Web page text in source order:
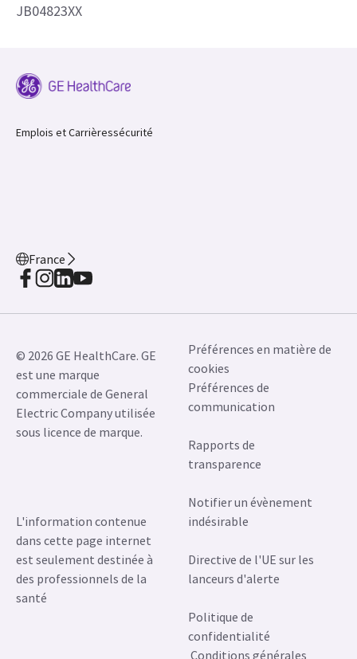
JB04823XX
Emplois et Carrièressécurité
France
© 2026 GE HealthCare. GE
est une marque
commerciale de General
Electric Company utilisée
sous licence de marque.
L'information contenue
dans cette page internet
est seulement destinée à
des professionnels de la
santé
Préférences en matière de
cookies
Préférences de
communication
Rapports de
transparence
Notifier un évènement
indésirable
Directive de l'UE sur les
lanceurs d'alerte
Politique de
confidentialité
Conditions générales